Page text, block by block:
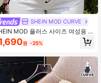
SHEIN MOD CURVE
MOD 플러스 사이즈 여성용 니
살구색 자카드 A라인 헴 탑, 휴가,
트리 스타일 여성용, 비치 아웃핏,
원 -25%